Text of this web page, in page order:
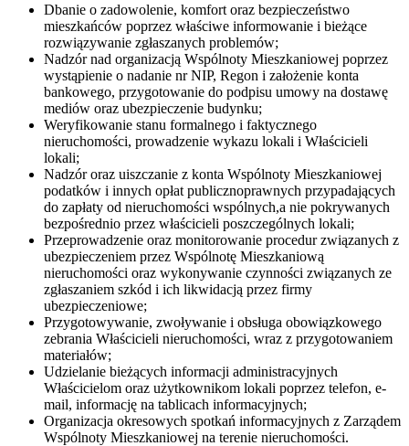
Dbanie o zadowolenie, komfort oraz bezpieczeństwo
mieszkańców poprzez właściwe informowanie i bieżące
rozwiązywanie zgłaszanych problemów;
Nadzór nad organizacją Wspólnoty Mieszkaniowej poprzez
wystąpienie o nadanie nr NIP, Regon i założenie konta
bankowego, przygotowanie do podpisu umowy na dostawę
mediów oraz ubezpieczenie budynku;
Weryfikowanie stanu formalnego i faktycznego
nieruchomości, prowadzenie wykazu lokali i Właścicieli
lokali;
Nadzór oraz uiszczanie z konta Wspólnoty Mieszkaniowej
podatków i innych opłat publicznoprawnych przypadających
do zapłaty od nieruchomości wspólnych,a nie pokrywanych
bezpośrednio przez właścicieli poszczególnych lokali;
Przeprowadzenie oraz monitorowanie procedur związanych z
ubezpieczeniem przez Wspólnotę Mieszkaniową
nieruchomości oraz wykonywanie czynności związanych ze
zgłaszaniem szkód i ich likwidacją przez firmy
ubezpieczeniowe;
Przygotowywanie, zwoływanie i obsługa obowiązkowego
zebrania Właścicieli nieruchomości, wraz z przygotowaniem
materiałów;
Udzielanie bieżących informacji administracyjnych
Właścicielom oraz użytkownikom lokali poprzez telefon, e-
mail, informację na tablicach informacyjnych;
Organizacja okresowych spotkań informacyjnych z Zarządem
Wspólnoty Mieszkaniowej na terenie nieruchomości.